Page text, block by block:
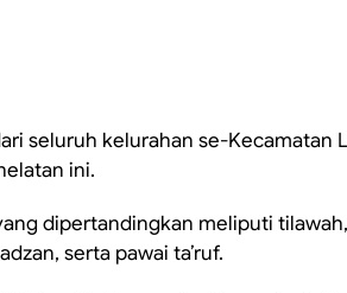
seluruh kelurahan se-Kecamatan
ini.
dipertandingkan meliputi
serta pawai ta’ruf.